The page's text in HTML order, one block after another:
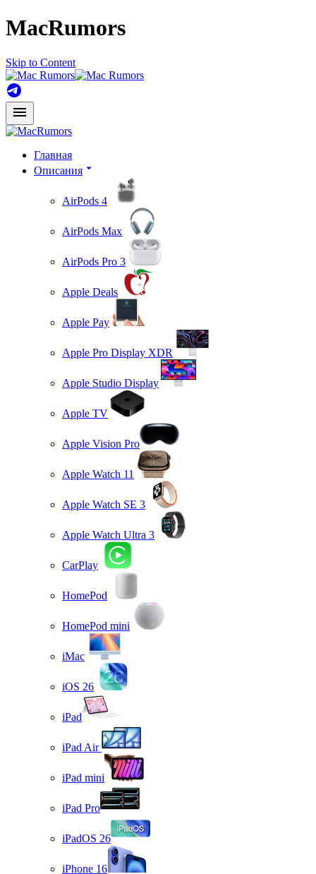
MacRumors
Skip to Content
Главная
Описания
AirPods 4
AirPods Max
AirPods Pro 3
Apple Deals
Apple Pay
Apple Pro Display XDR
Apple Studio Display
Apple TV
Apple Vision Pro
Apple Watch 11
Apple Watch SE 3
Apple Watch Ultra 3
CarPlay
HomePod
HomePod mini
iMac
iOS 26
iPad
iPad Air
iPad mini
iPad Pro
iPadOS 26
iPhone 16